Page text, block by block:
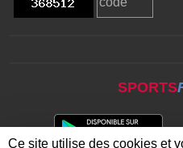
SPORTS
Ce site utilise des cookies et